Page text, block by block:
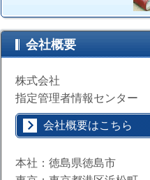
会社概要
株式会社
指定管理者情報センター
会社概要はこちら
本社：徳島県徳島市